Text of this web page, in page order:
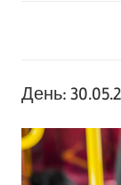
День: